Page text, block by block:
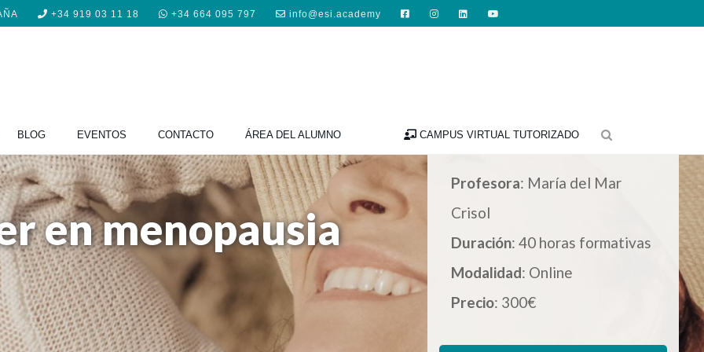
+34 919 03 11 18 +34 664 095 797 info@esi.academy
BLOG EVENTOS CONTACTO ÁREA DEL ALUMNO CAMPUS VIRTUAL TUTORIZADO
en menopausia
Profesora: María del Mar
Crisol
Duración: 40 horas formativas
Modalidad: Online
Precio: 300€